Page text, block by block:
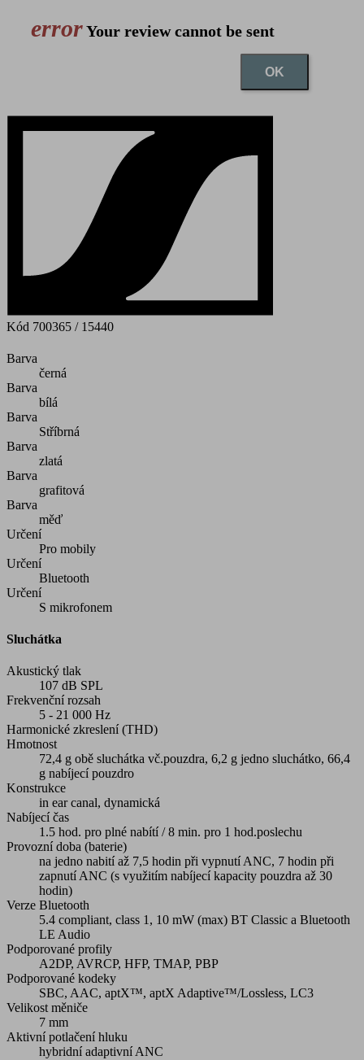
errorYour review cannot be sent
OK
Kód 700365 / 15440
Barva
černá
Barva
bílá
Barva
Stříbrná
Barva
zlatá
Barva
grafitová
Barva
měď
Určení
Pro mobily
Určení
Bluetooth
Určení
S mikrofonem
Sluchátka
Akustický tlak
107 dB SPL
Frekvenční rozsah
5 - 21 000 Hz
Harmonické zkreslení (THD)
Hmotnost
72,4 g obě sluchátka vč.pouzdra, 6,2 g jedno sluchátko, 66,4
g nabíjecí pouzdro
Konstrukce
in ear canal, dynamická
Nabíjecí čas
1.5 hod. pro plné nabítí / 8 min. pro 1 hod.poslechu
Provozní doba (baterie)
na jedno nabití až 7,5 hodin při vypnutí ANC, 7 hodin při
zapnutí ANC (s využitím nabíjecí kapacity pouzdra až 30
hodin)
Verze Bluetooth
5.4 compliant, class 1, 10 mW (max) BT Classic a Bluetooth
LE Audio
Podporované profily
A2DP, AVRCP, HFP, TMAP, PBP
Podporované kodeky
SBC, AAC, aptX™, aptX Adaptive™/Lossless, LC3
Velikost měniče
7 mm
Aktivní potlačení hluku
hybridní adaptivní ANC